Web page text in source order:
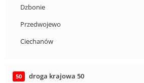
Dzbonie
Przedwojewo
Ciechanów
50
droga krajowa 50